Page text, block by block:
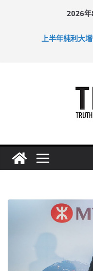
2026年
上半年純利大
拜仁熱身